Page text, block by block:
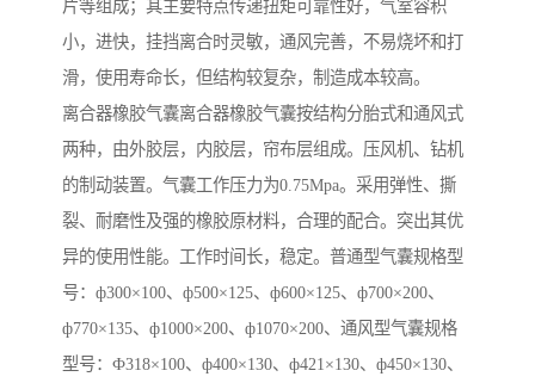
片等组成；其主要特点传递扭矩可靠性好，气室容积
小，进快，挂挡离合时灵敏，通风完善，不易烧坏和打
滑，使用寿命长，但结构较复杂，制造成本较高。
离合器橡胶气囊离合器橡胶气囊按结构分胎式和通风式
两种，由外胶层，内胶层，帘布层组成。压风机、钻机
的制动装置。气囊工作压力为0.75Mpa。采用弹性、撕
裂、耐磨性及强的橡胶原材料，合理的配合。突出其优
异的使用性能。工作时间长，稳定。普通型气囊规格型
号：ф300×100、ф500×125、ф600×125、ф700×200、
ф770×135、ф1000×200、ф1070×200、通风型气囊规格
型号：Ф318×100、ф400×130、ф421×130、ф450×130、